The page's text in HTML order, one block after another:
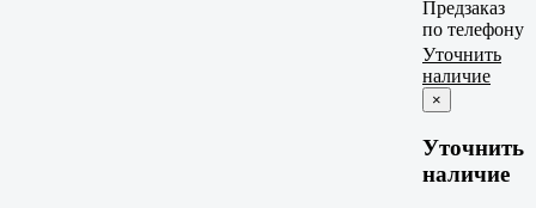
Предзаказ
по телефону
Уточнить
наличие
×
Уточнить
наличие